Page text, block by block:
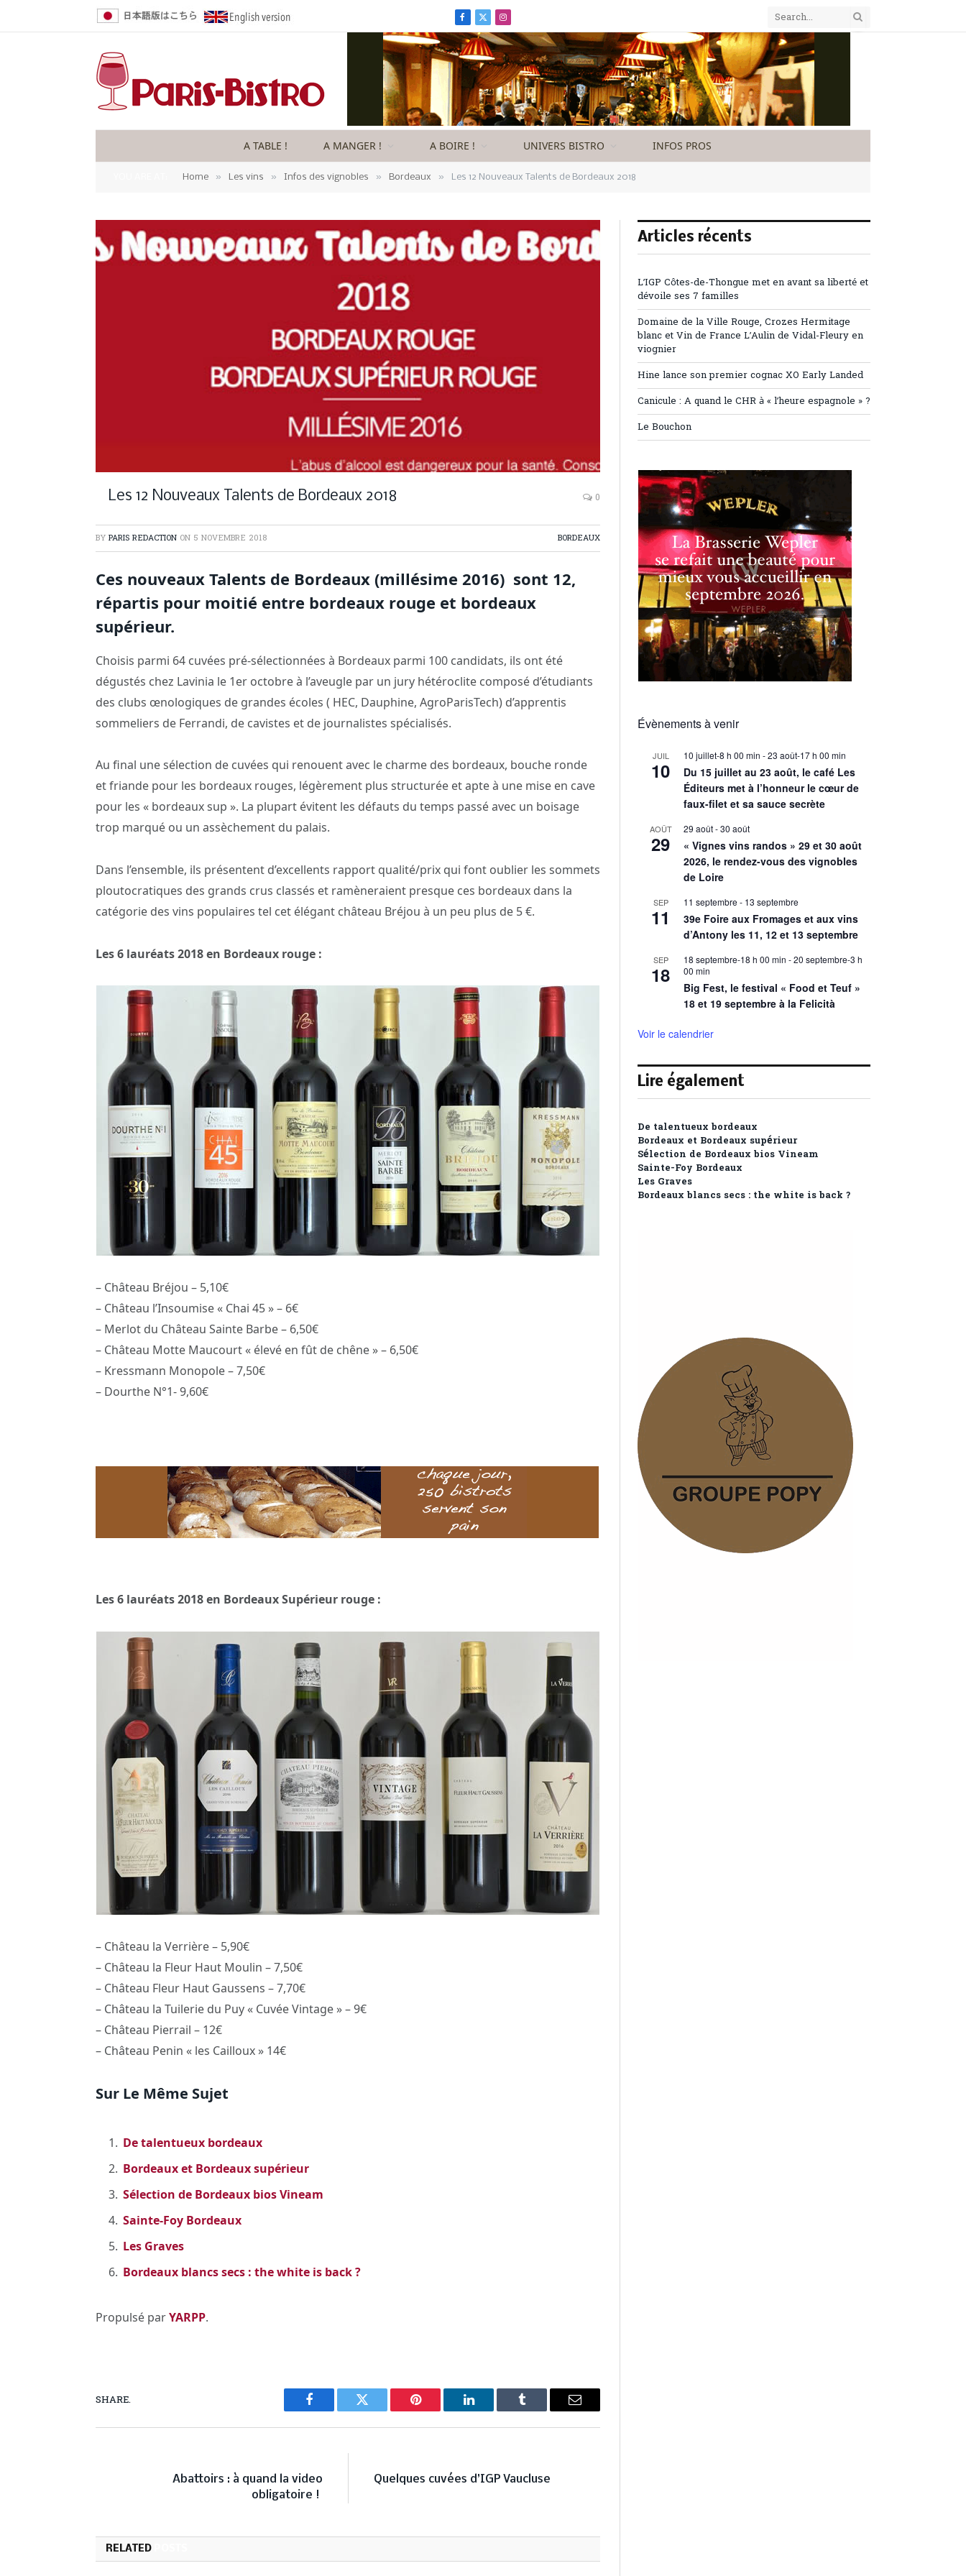
Facebook
X
(Twitter)
Instagram
A TABLE ! A MANGER ! A BOIRE ! UNIVERS BISTRO INFOS PROS
Home » Les vins » Infos des vignobles » Bordeaux » Les 12 Nouveaux Talents de Bordeaux 2018
Les 12 Nouveaux Talents de Bordeaux 2018 0
BY PARIS REDACTION ON 5 NOVEMBRE 2018 BORDEAUX
Ces nouveaux Talents de Bordeaux (millésime 2016) sont 12,
répartis pour moitié entre bordeaux rouge et bordeaux
supérieur.
Choisis parmi 64 cuvées pré-sélectionnées à Bordeaux parmi 100 candidats, ils ont été
dégustés chez Lavinia le 1er octobre à l’aveugle par un jury hétéroclite composé d’étudiants
des clubs œnologiques de grandes écoles ( HEC, Dauphine, AgroParisTech) d’apprentis
sommeliers de Ferrandi, de cavistes et de journalistes spécialisés.
Au final une sélection de cuvées qui renouent avec le charme des bordeaux, bouche ronde
et friande pour les bordeaux rouges, légèrement plus structurée et apte à une mise en cave
pour les « bordeaux sup ». La plupart évitent les défauts du temps passé avec un boisage
trop marqué ou un assèchement du palais.
Dans l’ensemble, ils présentent d’excellents rapport qualité/prix qui font oublier les sommets
ploutocratiques des grands crus classés et ramèneraient presque ces bordeaux dans la
catégorie des vins populaires tel cet élégant château Bréjou à un peu plus de 5 €.
Les 6 lauréats 2018 en Bordeaux rouge :
– Château Bréjou – 5,10€
– Château l’Insoumise « Chai 45 » – 6€
– Merlot du Château Sainte Barbe – 6,50€
– Château Motte Maucourt « élevé en fût de chêne » – 6,50€
– Kressmann Monopole – 7,50€
– Dourthe N°1- 9,60€
Les 6 lauréats 2018 en Bordeaux Supérieur rouge :
– Château la Verrière – 5,90€
– Château la Fleur Haut Moulin – 7,50€
– Château Fleur Haut Gaussens – 7,70€
– Château la Tuilerie du Puy « Cuvée Vintage » – 9€
– Château Pierrail – 12€
– Château Penin « les Cailloux » 14€
Sur Le Même Sujet
De talentueux bordeaux
Bordeaux et Bordeaux supérieur
Sélection de Bordeaux bios Vineam
Sainte-Foy Bordeaux
Les Graves
Bordeaux blancs secs : the white is back ?
Propulsé parYARPP.
SHARE.
Facebook Twitter Pinterest LinkedIn Tumblr Email
Abattoirs : à quand la video
obligatoire !
Quelques cuvées d’IGP Vaucluse
RELATED
Articles récents
L’IGP Côtes-de-Thongue met en avant sa liberté et
dévoile ses 7 familles
Domaine de la Ville Rouge, Crozes Hermitage
blanc et Vin de France L’Aulin de Vidal-Fleury en
viognier
Hine lance son premier cognac XO Early Landed
Canicule : A quand le CHR à « l’heure espagnole » ?
Le Bouchon
Évènements à venir
JUIL
10
10 juillet-8 h 00 min -23 août-17 h 00 min
Du 15 juillet au 23 août, le café Les
Éditeurs met à l’honneur le cœur de
faux-filet et sa sauce secrète
AOÛT
29
29 août-30 août
« Vignes vins randos » 29 et 30 août
2026, le rendez-vous des vignobles
de Loire
SEP
11
11 septembre - 13 septembre
39e Foire aux Fromages et aux vins
d’Antony les 11, 12 et 13 septembre
SEP
18
18 septembre-18 h 00 min -20 septembre-3 h
00 min
Big Fest, le festival « Food et Teuf »
18 et 19 septembre à la Felicità
Voir le calendrier
Lire également
De talentueux bordeaux
Bordeaux et Bordeaux supérieur
Sélection de Bordeaux bios Vineam
Sainte-Foy Bordeaux
Les Graves
Bordeaux blancs secs : the white is back ?